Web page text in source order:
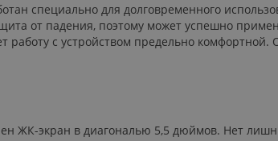
специально для долговременного
от падения, поэтому может успешно
с устройством предельно
ЖК-экран в диагональю 5,5 дюймов. Нет